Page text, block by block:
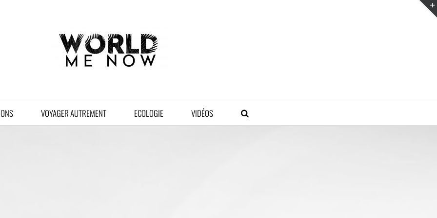
VOYAGER AUTREMENT ECOLOGIE VIDÉOS